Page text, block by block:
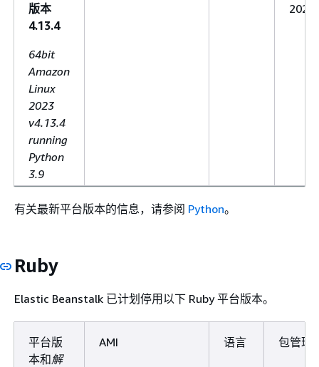
版本
4.13.4
64bit
Amazon
Linux
2023
v4.13.4
running
Python
3.9
有关最新平台版本的信息，请参阅 Python。
Ruby
Elastic Beanstalk 已计划停用以下 Ruby 平台版本。
平台版
本和解
AMI 语言 包管理